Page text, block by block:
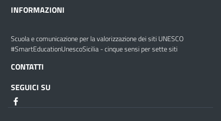
INFORMAZIONI
Scuola e comunicazione per la valorizzazione dei siti UNESCO
#SmartEducationUnescoSicilia - cinque sensi per sette siti
CONTATTI
SEGUICI SU